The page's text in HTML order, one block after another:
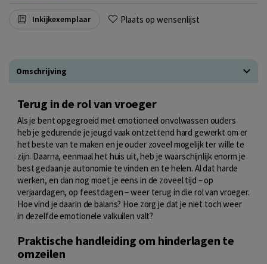
Inkijkexemplaar Plaats op wensenlijst
Omschrijving
Terug in de rol van vroeger
Als je bent opgegroeid met emotioneel onvolwassen ouders
heb je gedurende je jeugd vaak ontzettend hard gewerkt om er
het beste van te maken en je ouder zoveel mogelijk ter wille te
zijn. Daarna, eenmaal het huis uit, heb je waarschijnlijk enorm je
best gedaan je autonomie te vinden en te helen. Al dat harde
werken, en dan nog moet je eens in de zoveel tijd – op
verjaardagen, op feestdagen – weer terug in die rol van vroeger.
Hoe vind je daarin de balans? Hoe zorg je dat je niet toch weer
in dezelfde emotionele valkuilen valt?
Praktische handleiding om hinderlagen te
omzeilen